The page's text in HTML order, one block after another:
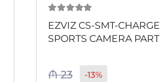
EZVIZ CS-SMT-CHARGE
SPORTS CAMERA PART
₼23 -13%